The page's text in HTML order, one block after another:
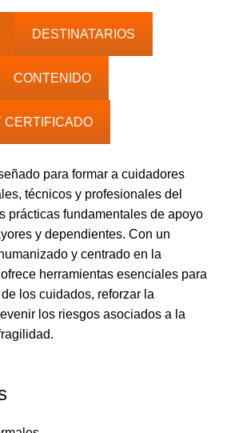
hasta
50.00€
DESTINATARIOS
CONTENIDO
CERTIFICADO
para formar a cuidadores
técnicos y profesionales del
prácticas fundamentales de apoyo
y dependientes. Con un
y centrado en la
herramientas esenciales para
los cuidados, reforzar la
los riesgos asociados a la